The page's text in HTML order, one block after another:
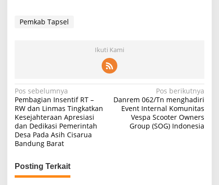
Pemkab Tapsel
Ikuti Kami
Navigasi
pos
Pos sebelumnya
Pembagian Insentif RT –
RW dan Linmas Tingkatkan
Kesejahteraan Apresiasi
dan Dedikasi Pemerintah
Desa Pada Asih Cisarua
Bandung Barat
Pos berikutnya
Danrem 062/Tn menghadiri
Event Internal Komunitas
Vespa Scooter Owners
Group (SOG) Indonesia
Posting Terkait